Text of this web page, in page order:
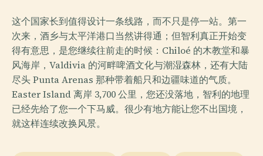
这个国家长到值得设计一条线路，而不只是停一站。第一
次来，酒乡与太平洋港口当然讲得通；但智利真正开始变
得有意思，是您继续往前走的时候：Chiloé 的木教堂和暴
风海岸，Valdivia 的河畔啤酒文化与潮湿森林，还有大陆
尽头 Punta Arenas 那种带着船只和边疆味道的气质。
Easter Island 离岸 3,700 公里，您还没落地，智利的地理
已经先给了您一个下马威。很少有地方能让您不出国境，
就这样连续改换风景。